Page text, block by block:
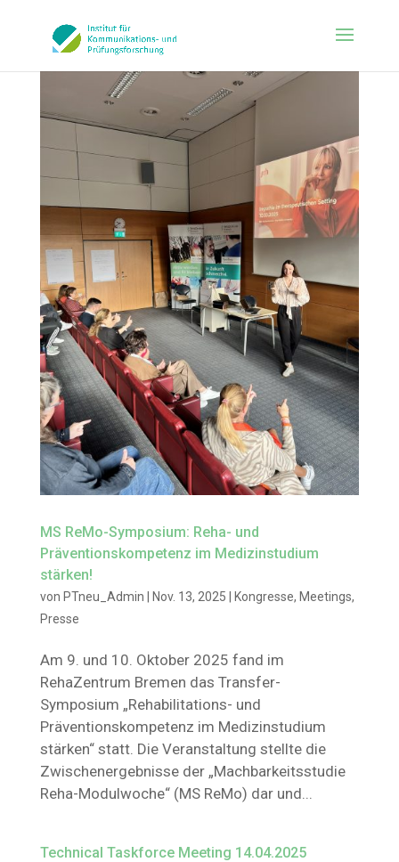
MS ReMo-Symposium: Reha- und
Präventionskompetenz im Medizinstudium
stärken!
von PTneu_Admin Nov. 13, 2025 Kongresse, Meetings,
Presse
Am 9. und 10. Oktober 2025 fand im
RehaZentrum Bremen das Transfer-
Symposium „Rehabilitations- und
Präventionskompetenz im Medizinstudium
stärken“ statt. Die Veranstaltung stellte die
Zwischenergebnisse der „Machbarkeitsstudie
Reha-Modulwoche“ (MS ReMo) dar und...
Technical Taskforce Meeting 14.04.2025